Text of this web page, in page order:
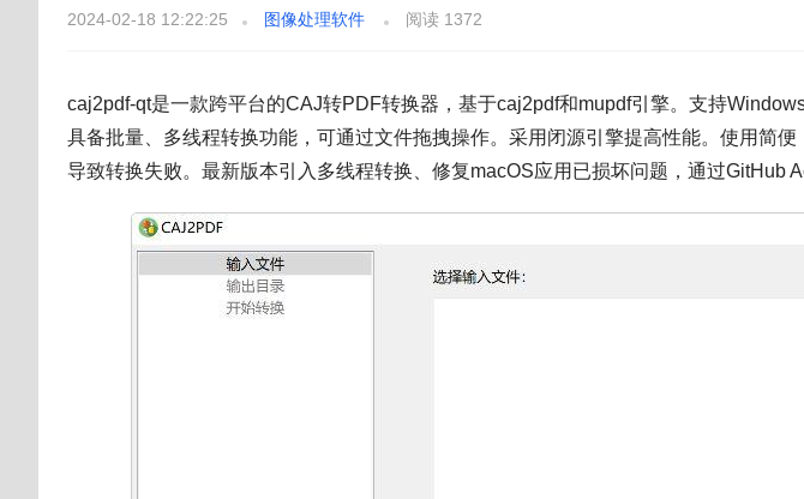
2024-02-18 12:22:25 图像处理软件 阅读 1372
caj2pdf-qt是一款跨平台的CAJ转PDF转换器，基于caj2pdf和mupdf引擎。支持
具备批量、多线程转换功能，可通过文件拖拽操作。采用闭源引擎提高性能。使用简
导致转换失败。最新版本引入多线程转换、修复macOS应用已损坏问题，通过GitHub